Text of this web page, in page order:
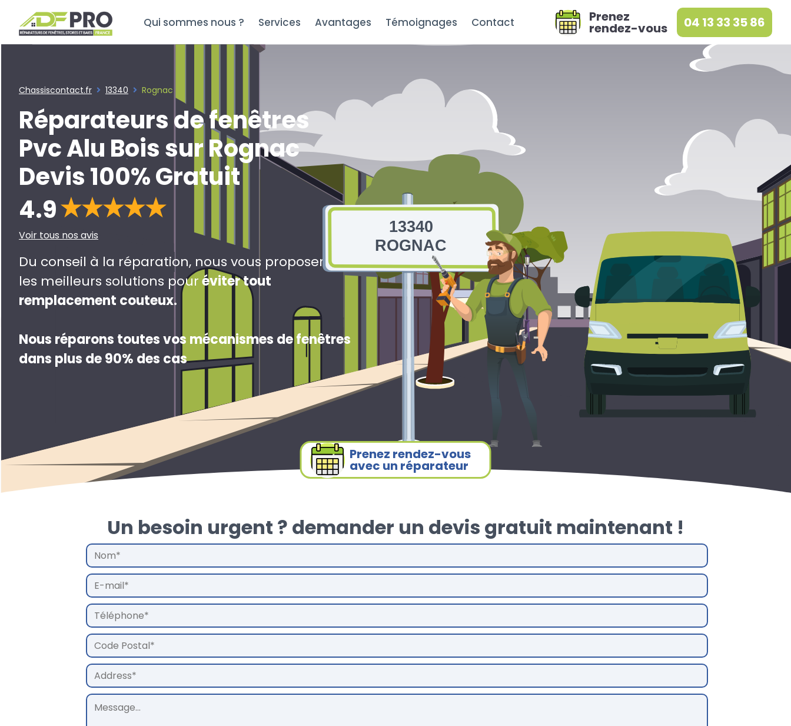
Qui sommes nous ? Services Avantages Témoignages Contact Prenez
rendez-vous 04 13 33 35 86
Chassiscontact.fr 13340 Rognac
Réparateurs de fenêtres
Pvc Alu Bois sur Rognac
Devis 100% Gratuit
4.9
Voir tous nos avis
Du conseil à la réparation, nous vous proposerons
les meilleurs solutions pouréviter tout
remplacement couteux.
Nous réparons toutes vos mécanismes de fenêtres
dans plus de 90% des cas
13340
ROGNAC
Prenez rendez-vous
avec un réparateur
Un besoin urgent ? demander un devis gratuit maintenant !